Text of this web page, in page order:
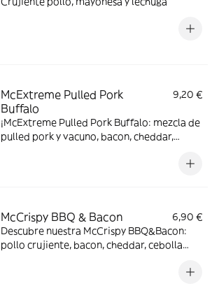
McExtreme Pulled Pork
Buffalo
9,20 €
¡McExtreme Pulled Pork Buffalo: mezcla de
pulled pork y vacuno, bacon, cheddar,
McCrispy BBQ & Bacon
6,90 €
Descubre nuestra McCrispy BBQ&Bacon:
pollo crujiente, bacon, cheddar, cebolla
harina de trigo con copos de patata. ¡Sabor